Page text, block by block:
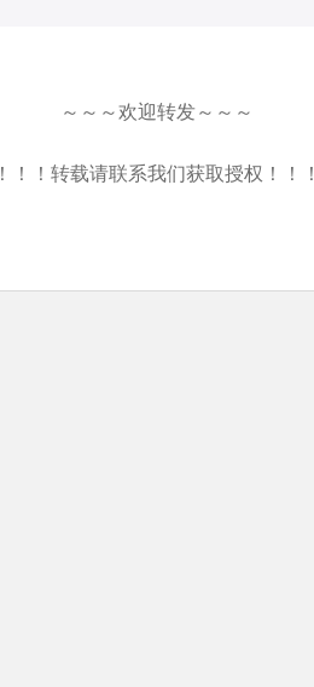
～～～欢迎转发～～～
！！！转载请联系我们获取授权！！！